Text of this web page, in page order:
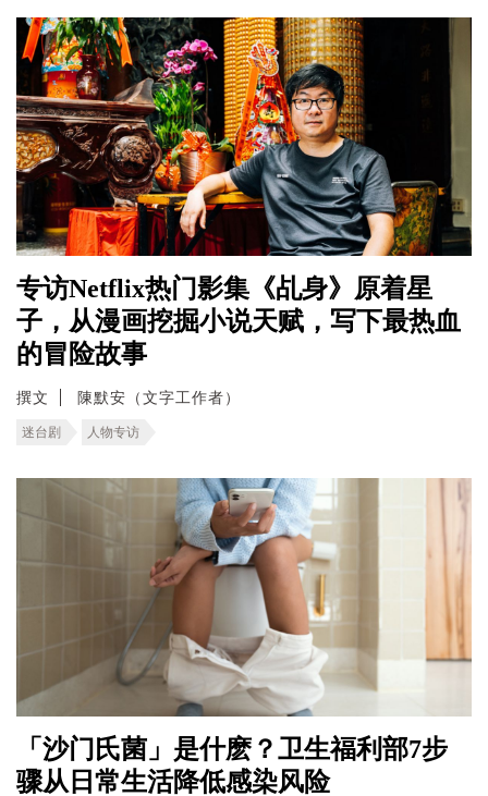
专访Netflix热门影集《乩身》原着星
子，从漫画挖掘小说天赋，写下最热血
的冒险故事
撰文 陳默安（文字工作者）
迷台剧 人物专访
「沙门氏菌」是什麽？卫生福利部7步
骤从日常生活降低感染风险